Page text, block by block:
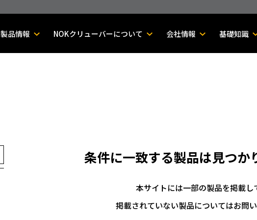
製品情報 NOKクリューバーについて 会社情報 基礎知識
条件に一致する製品は見つか
本サイトには一部の製品を掲載し
掲載されていない製品についてはお問